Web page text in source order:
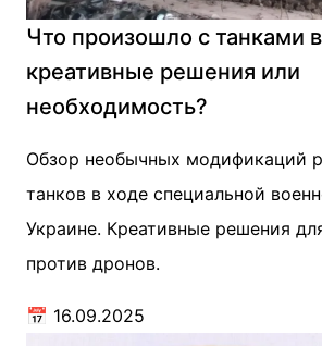
Что произошло с танками
креативные решения или
необходимость?
Обзор необычных модификаций
танков в ходе специальной
Украине. Креативные решения
против дронов.
📅 16.09.2025